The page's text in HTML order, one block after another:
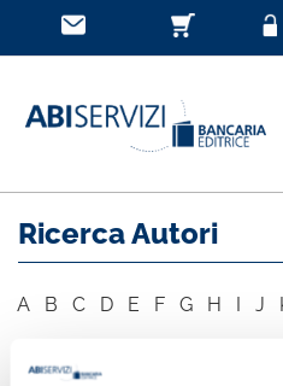
Ricerca Autori
A B C D E F G H I J